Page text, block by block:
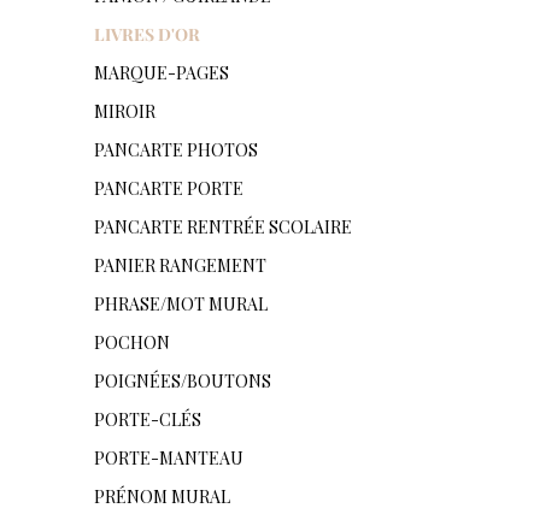
LIVRES D'OR
MARQUE-PAGES
MIROIR
PANCARTE PHOTOS
PANCARTE PORTE
PANCARTE RENTRÉE SCOLAIRE
PANIER RANGEMENT
PHRASE/MOT MURAL
POCHON
POIGNÉES/BOUTONS
PORTE-CLÉS
PORTE-MANTEAU
PRÉNOM MURAL